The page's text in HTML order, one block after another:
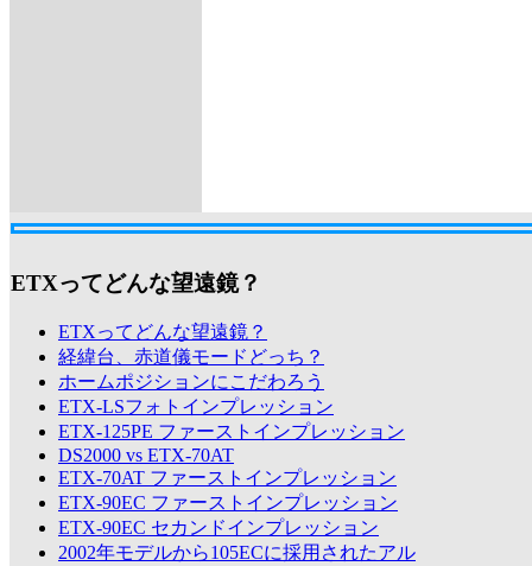
ETXってどんな望遠鏡？
ETXってどんな望遠鏡？
経緯台、赤道儀モードどっち？
ホームポジションにこだわろう
ETX-LSフォトインプレッション
ETX-125PE ファーストインプレッション
DS2000 vs ETX-70AT
ETX-70AT ファーストインプレッション
ETX-90EC ファーストインプレッション
ETX-90EC セカンドインプレッション
2002年モデルから105ECに採用されたアル